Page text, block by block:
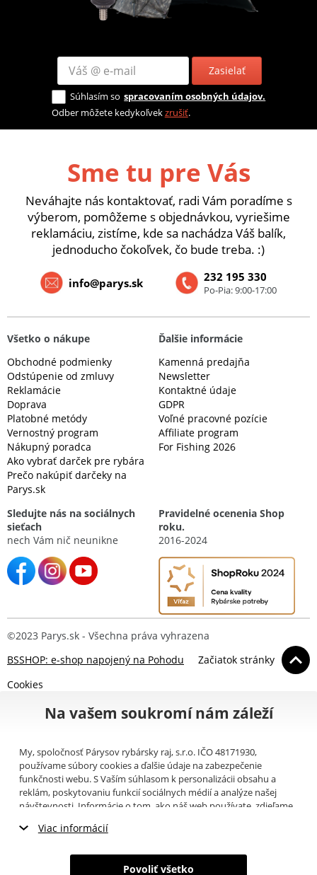
Zasielať
Súhlasím so spracovaním osobných údajov.
Odber môžete kedykoľvekzrušiť.
Sme tu pre Vás
Neváhajte nás kontaktovať, radi Vám poradíme s
výberom, pomôžeme s objednávkou, vyriešime
reklamáciu, zistíme, kde sa nachádza Váš balík,
jednoducho čokoľvek, čo bude treba. :)
232 195 330
Po-Pia: 9:00-17:00
info@parys.sk
Všetko o nákupe
Obchodné podmienky
Odstúpenie od zmluvy
Reklamácie
Doprava
Platobné metódy
Vernostný program
Nákupný poradca
Ako vybrať darček pre rybára
Prečo nakúpiť darčeky na
Parys.sk
Ďalšie informácie
Kamenná predajňa
Newsletter
Kontaktné údaje
GDPR
Voľné pracovné pozície
Affiliate program
For Fishing 2026
Sledujte nás na sociálnych
sieťach
nech Vám nič neunikne
Pravidelné ocenenia Shop
roku.
2016-2024
©2023 Parys.sk - Všechna práva vyhrazena
BSSHOP: e-shop napojený na Pohodu
Začiatok stránky
Cookies
Na vašem soukromí nám záleží
My, spoločnosť Párysov rybársky raj, s.r.o. IČO 48171930,
používame súbory cookies a ďalšie údaje na zabezpečenie
funkčnosti webu. S Vaším súhlasom k personalizácii obsahu a
reklám, poskytovaniu funkcií sociálnych médií a analýze našej
návštevnosti. Informácie o tom, ako náš web používate, zdieľame
(napríklad Google).Tu
informáciami, ktoré ste im poskytli alebo ktoré získali v dôsledku
Viac informácií
Nevyhnutné cookies
Povoliť všetko